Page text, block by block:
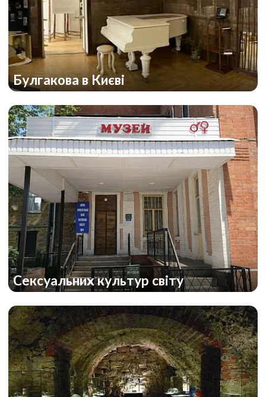
Булгакова в Києві
Сексуальних культур світу